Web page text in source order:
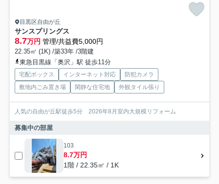
目黒区自由が丘
サンスプリングス
8.7万円 管理/共益費5,000円
22.35㎡ (1K) /築33年 /3階建
東急目黒線「奥沢」駅 徒歩11分
宅配ボックス インターネット対応
防犯カメラ
敷地内ごみ置き場
閑静な住宅地 外観タイル張り
人気の自由が丘駅徒歩5分 2026年8月室内大規模リフォーム
募集中の部屋
103
8.7万円
1階 / 22.35㎡ / 1K